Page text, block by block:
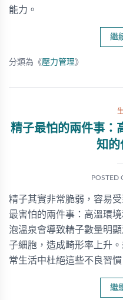
能力。
繼
分類為《壓力管理》
精子最怕的兩件事
知的
POSTED
精子其實非常脆弱，容易
最害怕的兩件事：高溫環
泡溫泉會導致精子數量明
子細胞，造成畸形率上升
常生活中杜絕這些不良習慣
繼